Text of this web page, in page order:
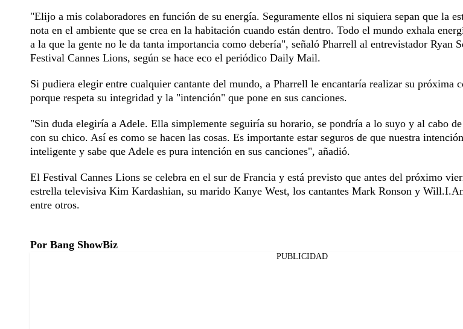
"Elijo a mis colaboradores en función de su energía. Seguramente ellos ni siquiera sepan que la
nota en el ambiente que se crea en la habitación cuando están dentro. Todo el mundo exhala
a la que la gente no le da tanta importancia como debería", señaló Pharrell al entrevistador Ryan
Festival Cannes Lions, según se hace eco el periódico Daily Mail.
Si pudiera elegir entre cualquier cantante del mundo, a Pharrell le encantaría realizar su próxima
porque respeta su integridad y la "intención" que pone en sus canciones.
"Sin duda elegiría a Adele. Ella simplemente seguiría su horario, se pondría a lo suyo y al cabo
con su chico. Así es como se hacen las cosas. Es importante estar seguros de que nuestra
inteligente y sabe que Adele es pura intención en sus canciones", añadió.
El Festival Cannes Lions se celebra en el sur de Francia y está previsto que antes del próximo
estrella televisiva Kim Kardashian, su marido Kanye West, los cantantes Mark Ronson y
entre otros.
Por Bang ShowBiz
PUBLICIDAD